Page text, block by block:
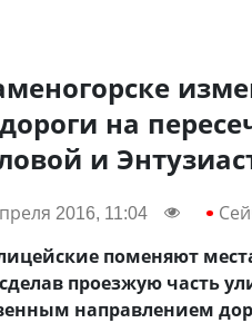
на
и
2016, 11:04
поменяют
сделав проезжую часть
направлением